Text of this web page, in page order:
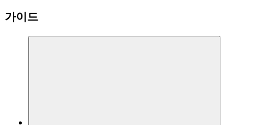
가이드